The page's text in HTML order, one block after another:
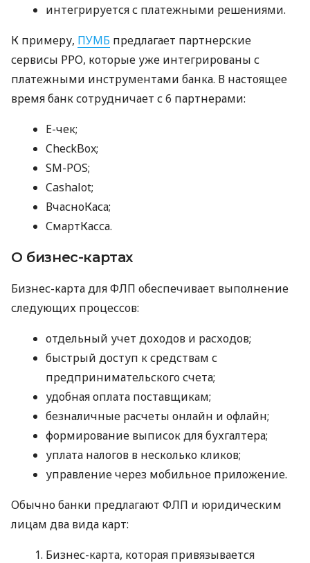
интегрируется с платежными решениями.
К примеру, ПУМБ предлагает партнерские
сервисы РРО, которые уже интегрированы с
платежными инструментами банка. В настоящее
время банк сотрудничает с 6 партнерами:
E-чек;
CheckBox;
SM-POS;
Cashalot;
ВчасноКаса;
СмартКасса.
О бизнес-картах
Бизнес-карта для ФЛП обеспечивает выполнение
следующих процессов:
отдельный учет доходов и расходов;
быстрый доступ к средствам с
предпринимательского счета;
удобная оплата поставщикам;
безналичные расчеты онлайн и офлайн;
формирование выписок для бухгалтера;
уплата налогов в несколько кликов;
управление через мобильное приложение.
Обычно банки предлагают ФЛП и юридическим
лицам два вида карт:
Бизнес-карта, которая привязывается